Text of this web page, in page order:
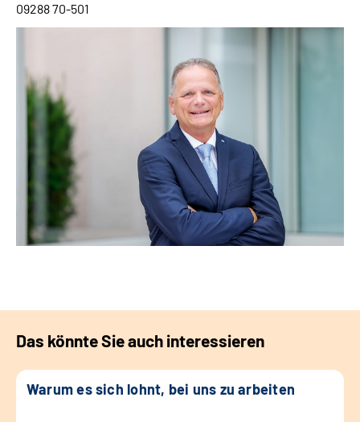
09288 70-501
Das könnte Sie auch interessieren
Warum es sich lohnt, bei uns zu arbeiten